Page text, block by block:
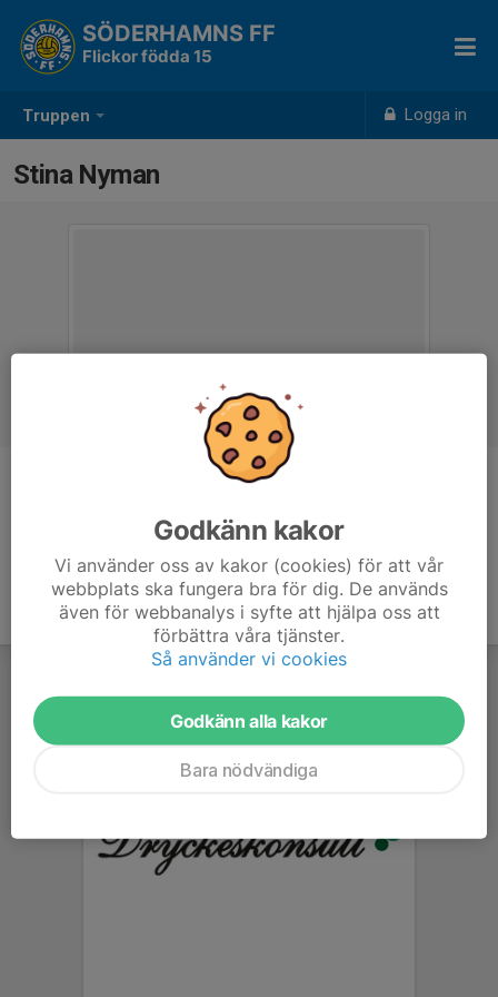
Truppen Logga in
SÖDERHAMNS FF
Flickor födda 15
Stina Nyman
Godkänn kakor
Vi använder oss av kakor (cookies) för att vår
webbplats ska fungera bra för dig. De används
även för webbanalys i syfte att hjälpa oss att
förbättra våra tjänster.
Så använder vi cookies
Godkänn alla kakor
Bara nödvändiga